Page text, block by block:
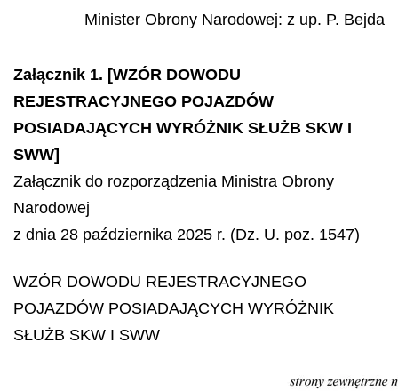
Minister Obrony Narodowej: z up. P. Bejda
Załącznik 1. [WZÓR DOWODU
REJESTRACYJNEGO POJAZDÓW
POSIADAJĄCYCH WYRÓŻNIK SŁUŻB SKW I
SWW]
Załącznik do rozporządzenia Ministra Obrony
Narodowej
z dnia 28 października 2025 r. (Dz. U. poz. 1547)
WZÓR DOWODU REJESTRACYJNEGO
POJAZDÓW POSIADAJĄCYCH WYRÓŻNIK
SŁUŻB SKW I SWW